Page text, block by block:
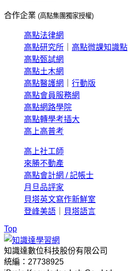
合作企業 (高點集團獨家授權)
高點法律網
高點研究所
高點微課知識點
高點甄試網
高點土木網
高點醫護網
行動版
高點會員服務網
高點網路學院
高點轉學考插大
高上高普考
高上社工師
來勝不動產
高點會計網 / 記帳士
月旦品評家
貝塔英文寫作新鮮室
登峰美語
貝塔語言
Top
知識達數位科技股份有限公司
統編：27738925